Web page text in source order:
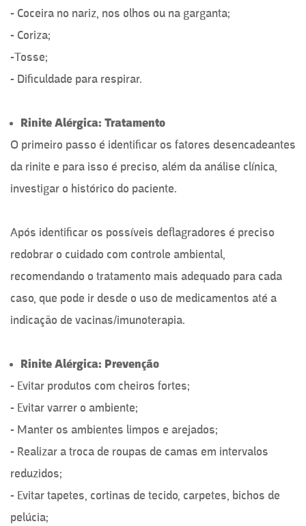
- Coceira no nariz, nos olhos ou na garganta;
- Coriza;
-Tosse;
- Dificuldade para respirar.
Rinite Alérgica: Tratamento
O primeiro passo é identificar os fatores desencadeantes
da rinite e para isso é preciso, além da análise clínica,
investigar o histórico do paciente.
Após identificar os possíveis deflagradores é preciso
redobrar o cuidado com controle ambiental,
recomendando o tratamento mais adequado para cada
caso, que pode ir desde o uso de medicamentos até a
indicação de vacinas/imunoterapia.
Rinite Alérgica: Prevenção
- Evitar produtos com cheiros fortes;
- Evitar varrer o ambiente;
- Manter os ambientes limpos e arejados;
- Realizar a troca de roupas de camas em intervalos
reduzidos;
- Evitar tapetes, cortinas de tecido, carpetes, bichos de
pelúcia;